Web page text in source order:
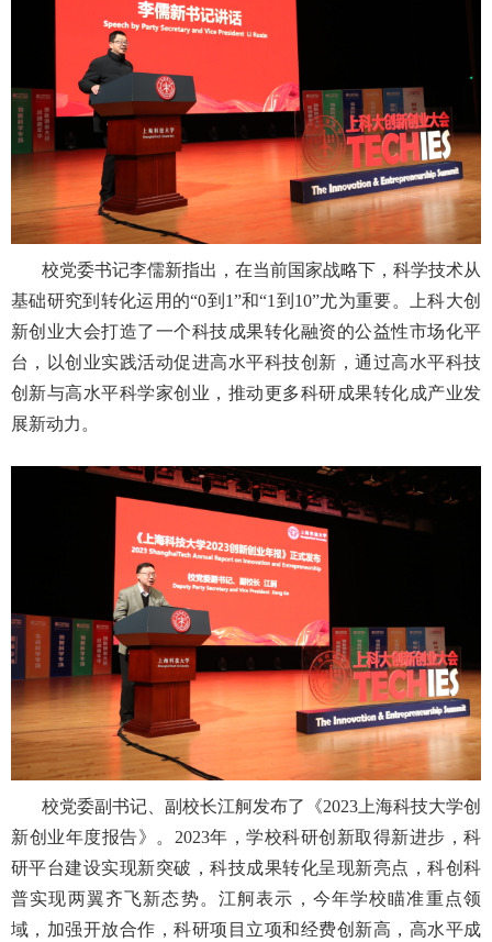
校党委书记李儒新指出，在当前国家战略下，科学技术从
基础研究到转化运用的“0到 1”和“1 到 10”尤为重要。上科大创
新创业大会打造了一个科技成果转化融资的公益性市场化平
台，以创业实践活动促进高水平科技创新，通过高水平科技
创新与高水平科学家创业，推动更多科研成果转化成产业发
展新动力。
校党委副书记、副校长江舸发布了《2023 上海科技大学创
新创业年度报告》。 2023年，学校科研创新取得新进步，科
研平台建设实现新突破，科技成果转化呈现新亮点，科创科
普实现两翼齐飞新态势。江舸表示，今年学校瞄准重点领
域，加强开放合作，科研项目立项和经费创新高，高水平成